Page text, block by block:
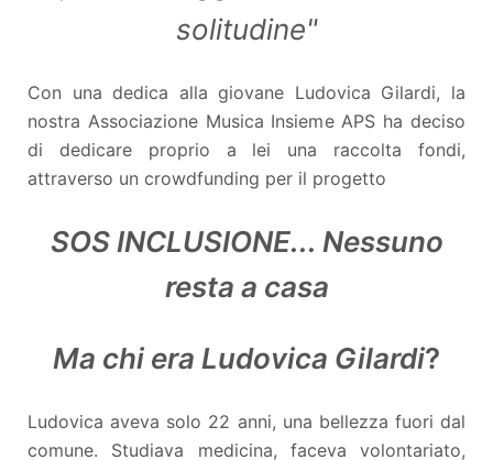
solitudine"
Con una dedica alla giovane Ludovica Gilardi, la
nostra Associazione Musica Insieme APS ha deciso
di dedicare proprio a lei una raccolta fondi,
attraverso un crowdfunding per il progetto
SOS INCLUSIONE... Nessuno
resta a casa
Ma chi era Ludovica Gilardi?
Ludovica aveva solo 22 anni, una bellezza fuori dal
comune. Studiava medicina, faceva volontariato,